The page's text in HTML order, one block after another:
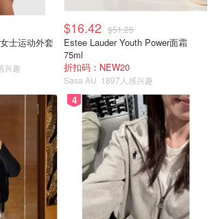
士运动外套
兴趣
$16.42 $51.25
Estee Lauder Youth Power面霜
75ml
折扣码：NEW20
Sasa AU 1897人感兴趣
4